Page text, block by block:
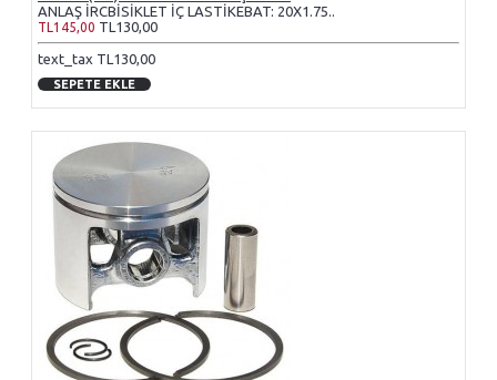
ANLAŞ İRCBİSİKLET İÇ LASTİKEBAT: 20X1.75..
TL145,00 TL130,00
text_tax TL130,00
SEPETE EKLE